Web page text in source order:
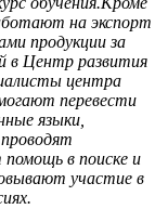
на экспорт
продукции за
в Центр развития
центра
перевести
языки,
в поиске и
участие в